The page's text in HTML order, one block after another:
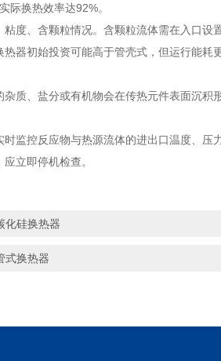
际换热效率达92%。
度、含颗粒情况。含颗粒流体需在入口设
器初始投资可能高于管壳式，但运行能耗
杂质、盐分或有机物会在传热元件表面沉
时监控反应物与热源流体的进出口温度、
立即停机检查。
化硅换热器
式换热器